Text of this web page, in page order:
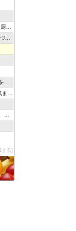
。
。
する